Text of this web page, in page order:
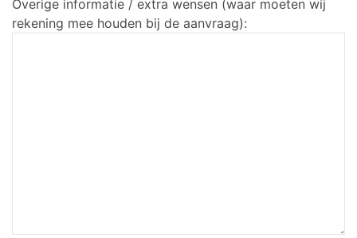
Overige informatie / extra wensen (waar moeten wij
rekening mee houden bij de aanvraag):